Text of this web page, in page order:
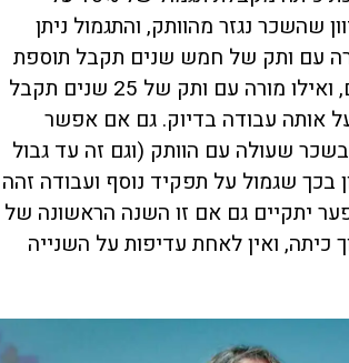
שהשכר נגזר מהוותק, והתגמול ניתן
עם ותק של חמש שנים תקבל תוספת
של כ־600 שקלים, ואילו מורה עם ותק של 25 שנים תקבל
על אותה עבודה בדיוק. גם אם אפשר
בשכר שעולה עם הוותק (וגם זה עד גבול
בכך שגמול על תפקיד נוסף ועבודה זהה
יתקיים גם אם זו השנה הראשונה של
כיתה, ואין לאחת עדיפות על השנייה